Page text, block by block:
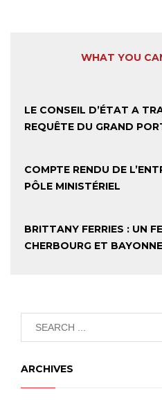
WHAT YOU
LE CONSEIL D’ÉTAT A
REQUÊTE DU GRAND
COMPTE RENDU DE
PÔLE MINISTÉRIEL
BRITTANY FERRIES : UN
CHERBOURG ET BAYONNE
ARCHIVES